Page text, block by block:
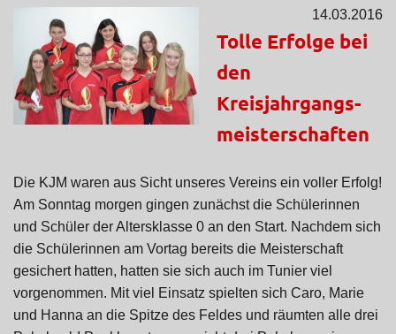
14.03.2016
Tolle Erfolge bei
den
Kreisjahrgangs-
meisterschaften
Die KJM waren aus Sicht unseres Vereins ein voller Erfolg!
Am Sonntag morgen gingen zunächst die Schülerinnen
und Schüler der Altersklasse 0 an den Start. Nachdem sich
die Schülerinnen am Vortag bereits die Meisterschaft
gesichert hatten, hatten sie sich auch im Tunier viel
vorgenommen. Mit viel Einsatz spielten sich Caro, Marie
und Hanna an die Spitze des Feldes und räumten alle drei